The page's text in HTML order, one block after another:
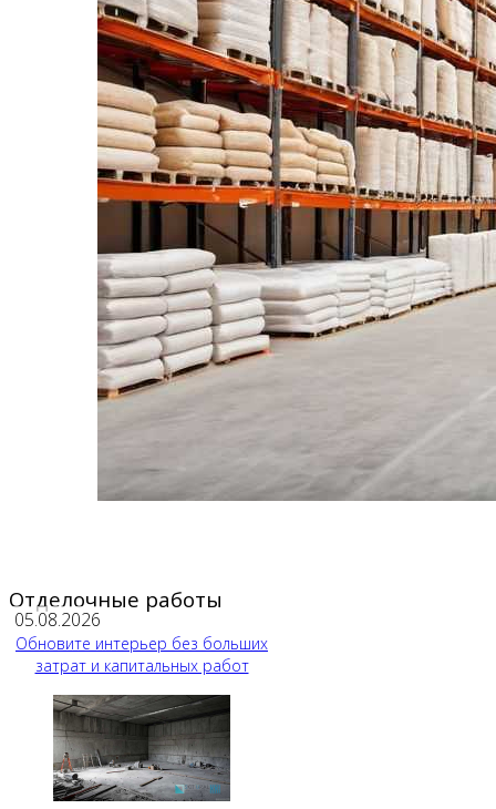
Отделочные работы
05.08.2026
Обновите интерьер без больших
затрат и капитальных работ